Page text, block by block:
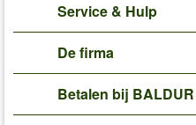
Service & Hulp
De firma
Betalen bij BALDUR